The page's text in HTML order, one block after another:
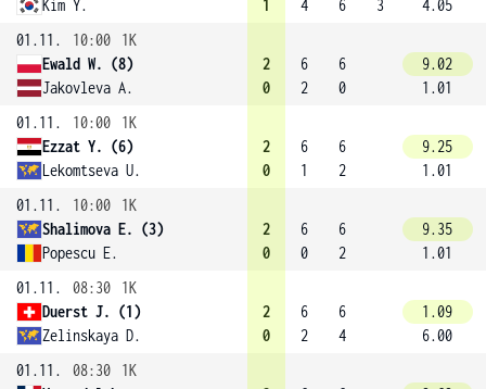
Kim Y. 1 4 6 3
4.05
01.11.
10:00
1K
Ewald W. (8)
Jakovleva A.
2
0
6
2
6
0
9.02
1.01
01.11.
10:00
1K
Ezzat Y. (6)
Lekomtseva U.
2
0
6
1
6
2
9.25
1.01
01.11.
10:00
1K
Shalimova E. (3)
Popescu E.
2
0
6
0
6
2
9.35
1.01
01.11.
08:30
1K
Duerst J. (1)
Zelinskaya D.
2
0
6
2
6
4
1.09
6.00
01.11.
08:30
1K